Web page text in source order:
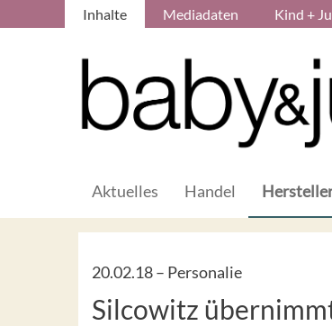
Inhalte Mediadaten Kind +
Aktuelles Handel
20.02.18 – Personalie
Silcowitz